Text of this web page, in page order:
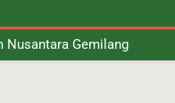
Nusantara Gemilang